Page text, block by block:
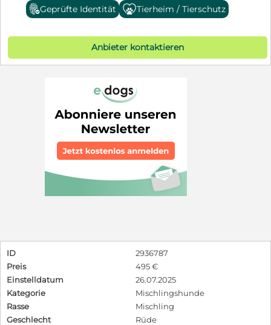
Geprüfte Identität
Tierheim / Tierschutz
Anbieter kontaktieren
ID
2936787
Preis
495 €
Einstelldatum
26.07.2025
Kategorie
Mischlingshunde
Rasse
Mischling
Geschlecht
Rüde